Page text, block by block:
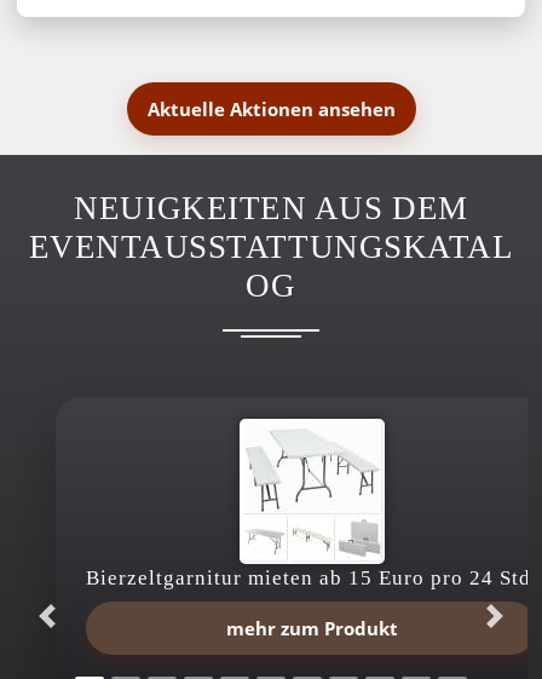
Aktuelle Aktionen ansehen
NEUIGKEITEN AUS DEM
EVENTAUSSTATTUNGSKATAL
OG
Bierzeltgarnitur mieten ab 15 Euro pro 24 Std.
mehr zum Produkt